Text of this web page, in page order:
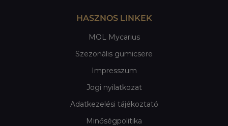
HASZNOS LINKEK
MOL Mycarius
Szezonális gumicsere
Impresszum
Jogi nyilatkozat
Adatkezelési tájékoztató
Minőségpolitika